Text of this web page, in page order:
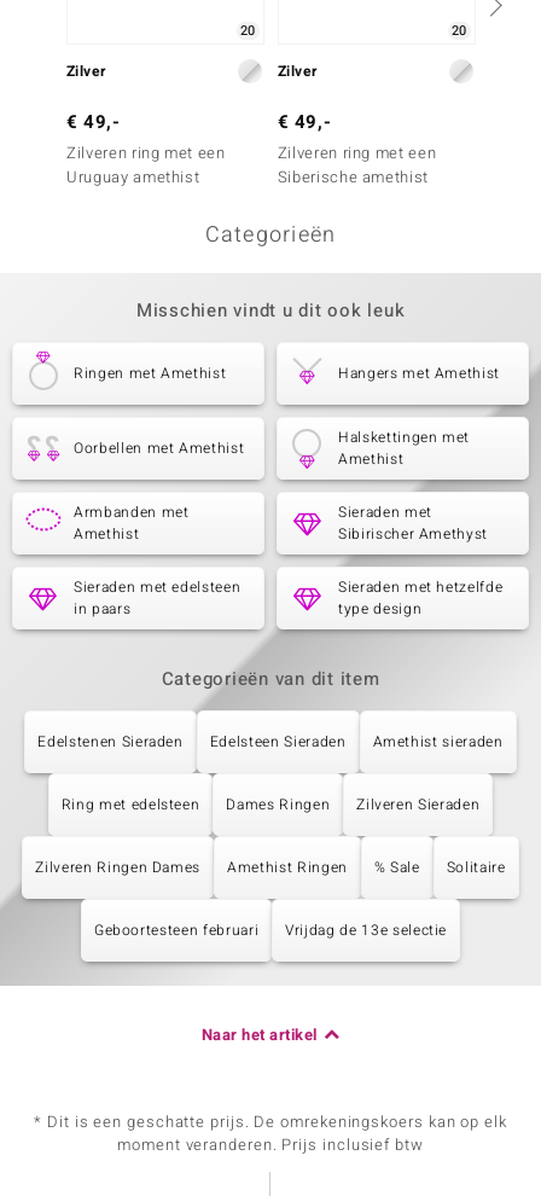
20
Zilver
€ 49,-
Zilveren ring met een
Uruguay amethist
20
Zilver
€ 49,-
Zilveren ring met een
Siberische amethist
Categorieën
Misschien vindt u dit ook leuk
Ringen met Amethist Hangers met Amethist
Oorbellen met Amethist
Halskettingen met
Amethist
Armbanden met
Amethist
Sieraden met
Sibirischer Amethyst
Sieraden met edelsteen
in paars
Sieraden met hetzelfde
type design
Categorieën van dit item
Edelstenen Sieraden Edelsteen Sieraden Amethist sieraden
Ring met edelsteen Dames Ringen Zilveren Sieraden
Zilveren Ringen Dames Amethist Ringen % Sale Solitaire
Geboortesteen februari Vrijdag de 13e selectie
Naar het artikel
* Dit is een geschatte prijs. De omrekeningskoers kan op elk
moment veranderen. Prijs inclusief btw